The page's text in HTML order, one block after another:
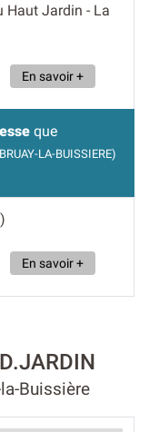
Haut Jardin - La
En savoir +
que
LA-BUISSIERE)
En savoir +
Buissière